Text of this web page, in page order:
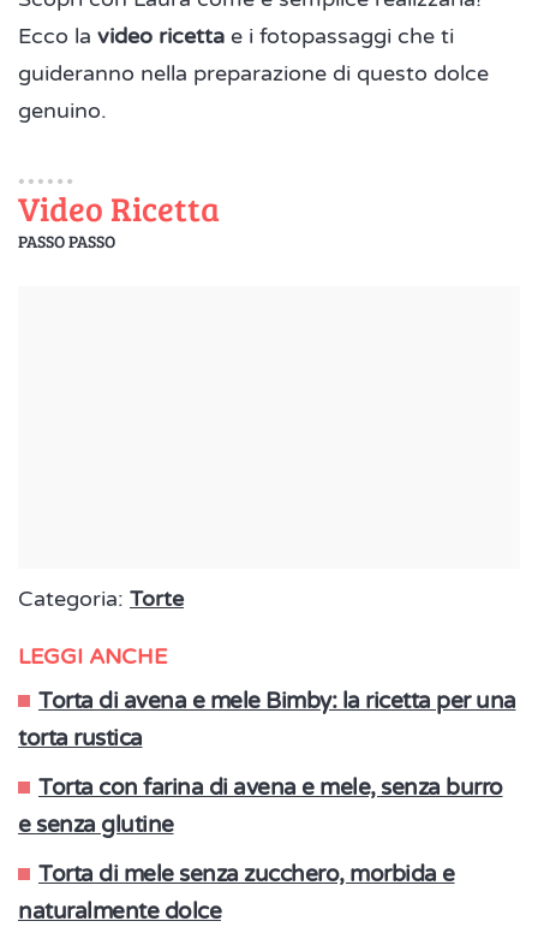
Ecco la video ricetta e i fotopassaggi che ti
guideranno nella preparazione di questo dolce
genuino.
Video Ricetta
PASSO PASSO
Categoria: Torte
LEGGI ANCHE
Torta di avena e mele Bimby: la ricetta per una
torta rustica
Torta con farina di avena e mele, senza burro
e senza glutine
Torta di mele senza zucchero, morbida e
naturalmente dolce